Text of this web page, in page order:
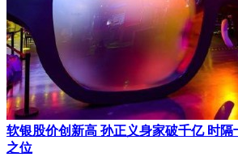
软银股价创新高 孙正义身家破千亿 时隔
之位